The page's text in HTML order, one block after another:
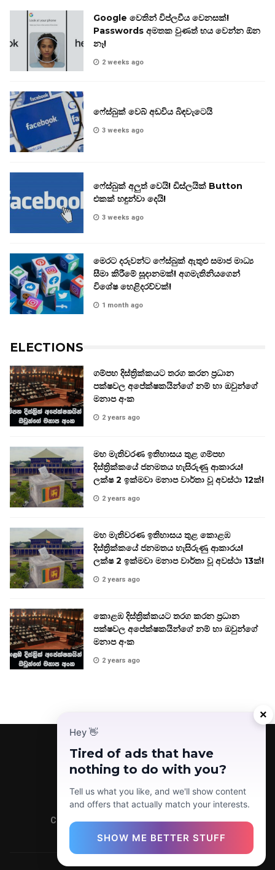
×
Hey 👋
Tired of ads that have
nothing to do with you?
Tell us what you like, and we'll show content
and offers that actually match your interests.
SHOW ME BETTER STUFF
Google වෙතින් විප්ලවීය වෙනසක්!
Passwords අමතක වුණත් භය වෙන්න ඕන
නෑ!
2 weeks ago
ෆේස්බුක් වෙබ් අඩවිය බිඳවැටෙයි
3 weeks ago
ෆේස්බුක් අලුත් වෙයි! ඩිස්ලයික් Button
එකක් හඳුන්වා දෙයි!
3 weeks ago
මෙරට දරුවන්ට ෆේස්බුක් ඇතුළු සමාජ මාධ්‍ය
සීමා කිරීමේ සූදානමක්! අගමැතිනියගෙන්
විශේෂ හෙළිදරව්වක්!
1 month ago
ELECTIONS
ගම්පහ දිස්ත්‍රික්කයට තරග කරන ප්‍රධාන
පක්ෂවල අපේක්ෂකයින්ගේ නම් හා ඔවුන්ගේ
මනාප අංක
2 years ago
මහ මැතිවරණ ඉතිහාසය තුළ ගම්පහ
දිස්ත්‍රික්කයේ ජනමතය හැසිරුණු ආකාරය!
ලක්ෂ 2 ඉක්මවා මනාප වාර්තා වූ අවස්ථා 12ක්!
2 years ago
මහ මැතිවරණ ඉතිහාසය තුළ කොළඹ
දිස්ත්‍රික්කයේ ජනමතය හැසිරුණු ආකාරය!
ලක්ෂ 2 ඉක්මවා මනාප වාර්තා වූ අවස්ථා 13ක්!
2 years ago
කොළඹ දිස්ත්‍රික්කයට තරග කරන ප්‍රධාන
පක්ෂවල අපේක්ෂකයින්ගේ නම් හා ඔවුන්ගේ
මනාප අංක
2 years ago
Facebook
Telegram
Instagram
TikTok
YouTube
Copyright © 2022 Today News LK (Pvt) Ltd.